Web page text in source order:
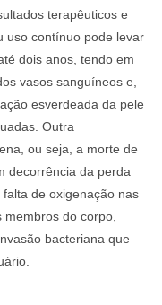
terapêuticos e
uso contínuo pode levar
dois anos, tendo em
vasos sanguíneos e,
esverdeada da pele
Outra
ou seja, a morte de
decorrência da perda
de oxigenação nas
do corpo,
bacteriana que